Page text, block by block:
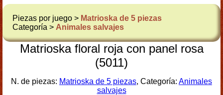
Piezas por juego > Matrioska de 5 piezas
Categoría > Animales salvajes
Matrioska floral roja con panel rosa
(5011)
N. de piezas: Matrioska de 5 piezas, Categoría: Animales
salvajes